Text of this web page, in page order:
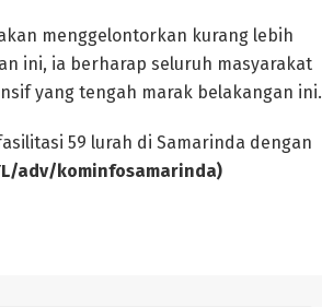
menggelontorkan kurang lebih
ini, ia berharap seluruh masyarakat
yang tengah marak belakangan ini.
59 lurah di Samarinda dengan
adv/kominfosamarinda)